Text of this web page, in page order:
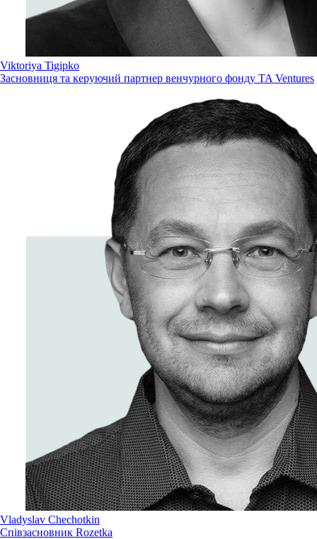
Viktoriya Tigipko
Засновниця та керуючий партнер венчурного фонду TA Ventures
Vladyslav Chechotkin
Співзасновник Rozetka